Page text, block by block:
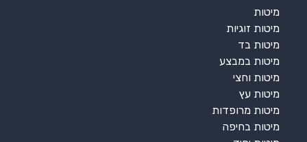
מיטות
מיטות זוגיות
מיטות בד
מיטות במבצע
מיטות וחצי
מיטות עץ
מיטות מרופדות
מיטות בחיפה